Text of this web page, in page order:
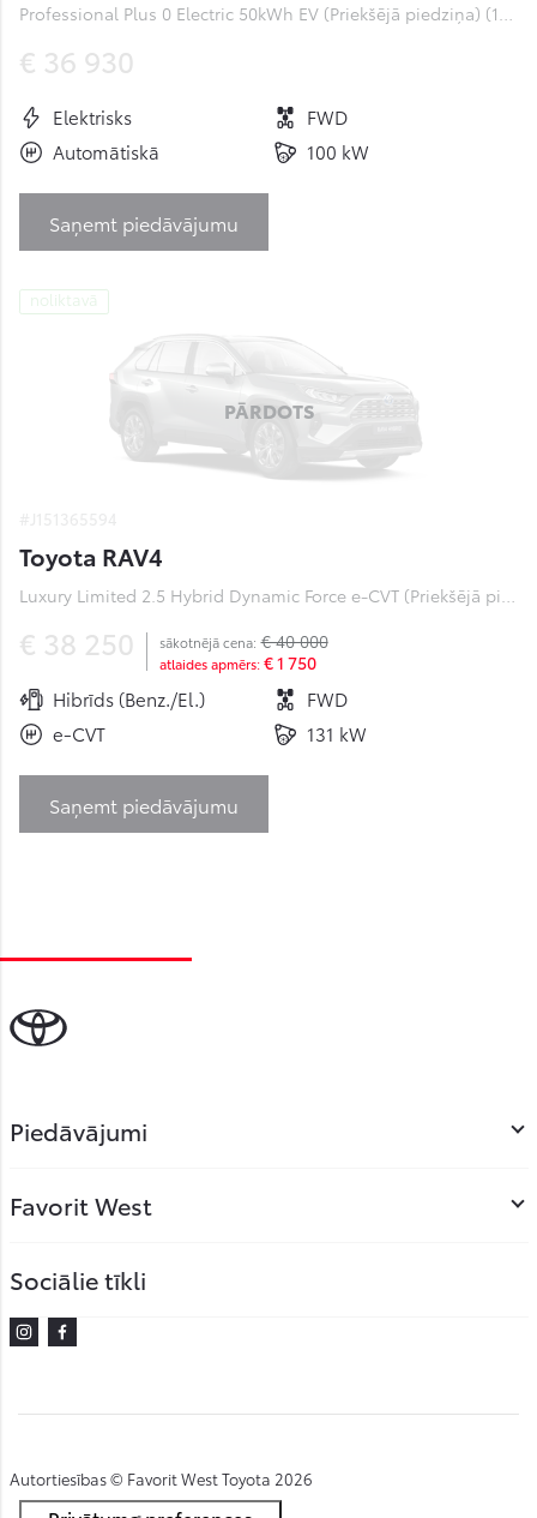
Professional Plus 0 Electric 50kWh EV (Priekšējā piedziņa) (100 kW)
€ 36 930
Elektrisks
FWD
Automātiskā
100 kW
Saņemt piedāvājumu
noliktavā
PĀRDOTS
Toyota RAV4
Luxury Limited 2.5 Hybrid Dynamic Force e-CVT (Priekšējā piedziņa) (131 kW)
€ 38 250 sākotnējā cena: € 40 000
atlaides apmērs: € 1 750
Hibrīds (Benz./El.)
FWD
e-CVT
131 kW
Saņemt piedāvājumu
Piedāvājumi
Favorit West
Sociālie tīkli
Instagram
Facebook
Autortiesības © Favorit West Toyota 2026